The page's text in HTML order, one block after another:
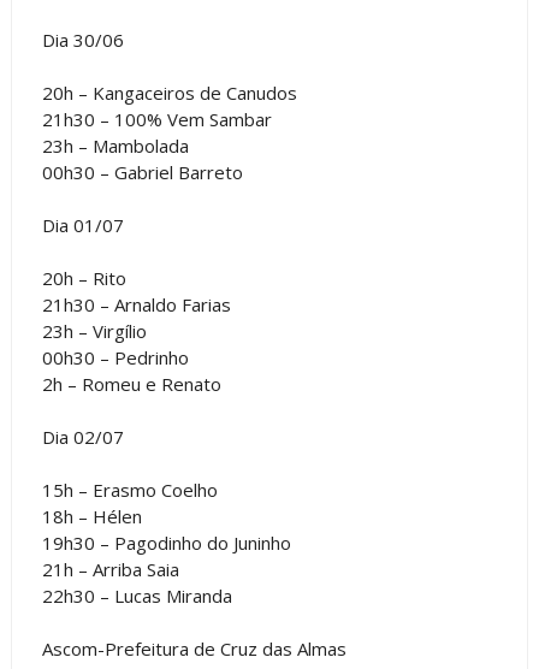
Dia 30/06
20h – Kangaceiros de Canudos
21h30 – 100% Vem Sambar
23h – Mambolada
00h30 – Gabriel Barreto
Dia 01/07
20h – Rito
21h30 – Arnaldo Farias
23h – Virgílio
00h30 – Pedrinho
2h – Romeu e Renato
Dia 02/07
15h – Erasmo Coelho
18h – Hélen
19h30 – Pagodinho do Juninho
21h – Arriba Saia
22h30 – Lucas Miranda
Ascom-Prefeitura de Cruz das Almas